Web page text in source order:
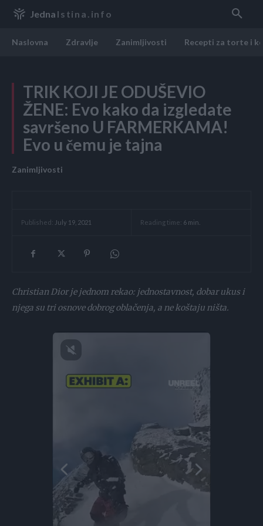
Jedna Istina.info
Naslovna Zdravlje Zanimljivosti Recepti za torte i
TRIK KOJI JE ODUŠEVIO
ŽENE: Evo kako da izgledate
savršeno U FARMERKAMA!
Evo u čemu je tajna
Zanimljivosti
Published: July 19, 2021 Reading time: 6 min.
Christian Dior je jednom rekao: jednostavnost, dobar ukus i
njega su tri osnove dobrog oblačenja, a ne koštaju ništa.